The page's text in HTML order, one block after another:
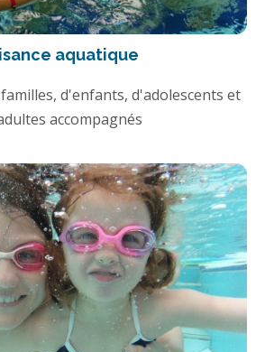
aquatique
d'enfants, d'adolescents et
accompagnés